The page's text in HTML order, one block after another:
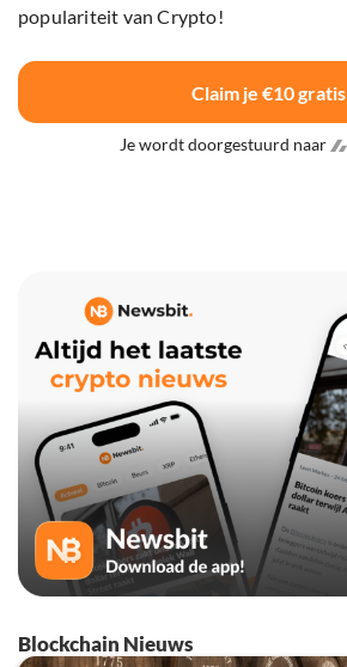
populariteit van Crypto!
Claim je €10 gratis
Je wordt doorgestuurd naar
Blockchain Nieuws